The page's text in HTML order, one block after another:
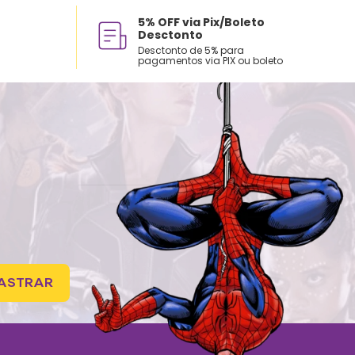
5% OFF via Pix/Boleto
Desctonto
Desctonto de 5% para
pagamentos via PIX ou boleto